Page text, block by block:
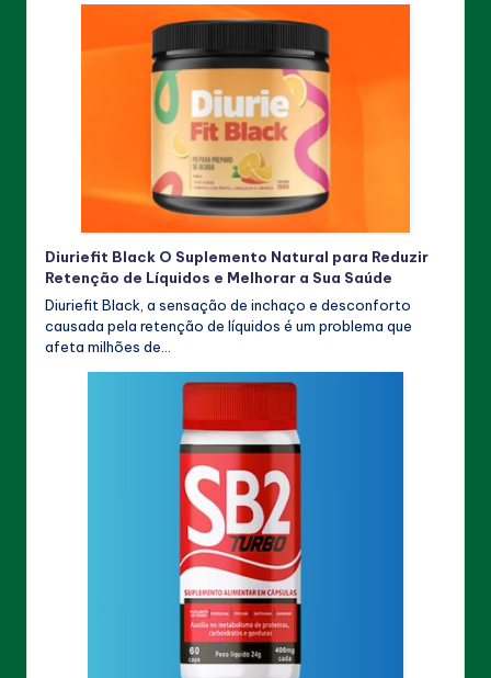
Diuriefit Black O Suplemento Natural para Reduzir
Retenção de Líquidos e Melhorar a Sua Saúde
Diuriefit Black, a sensação de inchaço e desconforto
causada pela retenção de líquidos é um problema que
afeta milhões de…